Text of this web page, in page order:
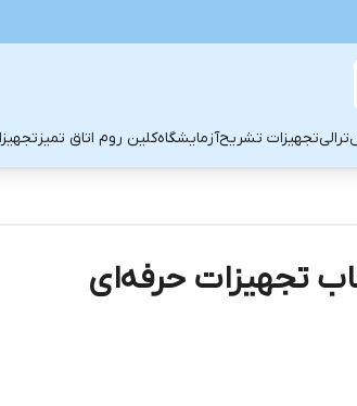
ترالیتجهیزات تشریحآزمایشگاهکلین روم اتاق تمیز
تجهیزات حرفه‌ای